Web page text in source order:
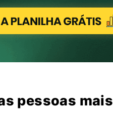
pessoas